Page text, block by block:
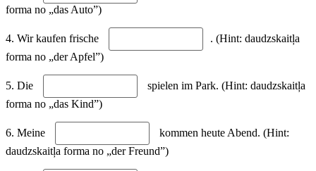
forma no „das Auto”)
4. Wir kaufen frische
. (Hint: daudzskaitļa
forma no „der Apfel”)
5. Die
spielen im Park. (Hint: daudzskaitļa
forma no „das Kind”)
6. Meine
kommen heute Abend. (Hint:
daudzskaitļa forma no „der Freund”)